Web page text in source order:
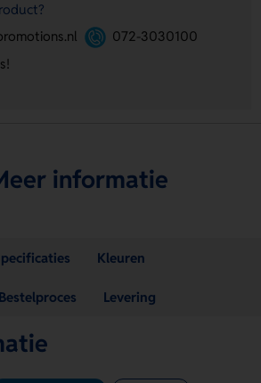
072-3030100
informatie
Kleuren
Bestelproces Levering